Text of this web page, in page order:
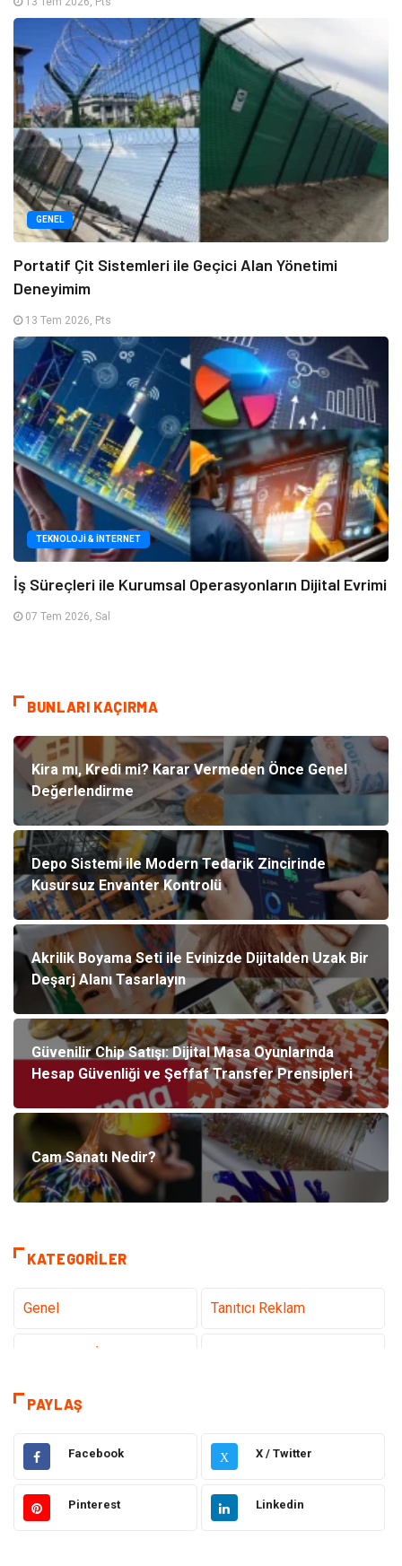
GENEL
Portatif Çit Sistemleri ile Geçici Alan Yönetimi
Deneyimim
13 Tem 2026, Pts
TEKNOLOJI & İNTERNET
İş Süreçleri ile Kurumsal Operasyonların Dijital Evrimi
07 Tem 2026, Sal
BUNLARI KAÇIRMA
Kira mı, Kredi mi? Karar Vermeden Önce Genel
Değerlendirme
Depo Sistemi ile Modern Tedarik Zincirinde
Kusursuz Envanter Kontrolü
Akrilik Boyama Seti ile Evinizde Dijitalden Uzak Bir
Deşarj Alanı Tasarlayın
Güvenilir Chip Satışı: Dijital Masa Oyunlarında
Hesap Güvenliği ve Şeffaf Transfer Prensipleri
Cam Sanatı Nedir?
KATEGORILER
Genel Tanıtıcı Reklam
Eğitim & Kariyer
Gündem Hukuk
Moda Sağlıklı Yaşam
PAYLAŞ
Facebook X X / Twitter
Pinterest Linkedin